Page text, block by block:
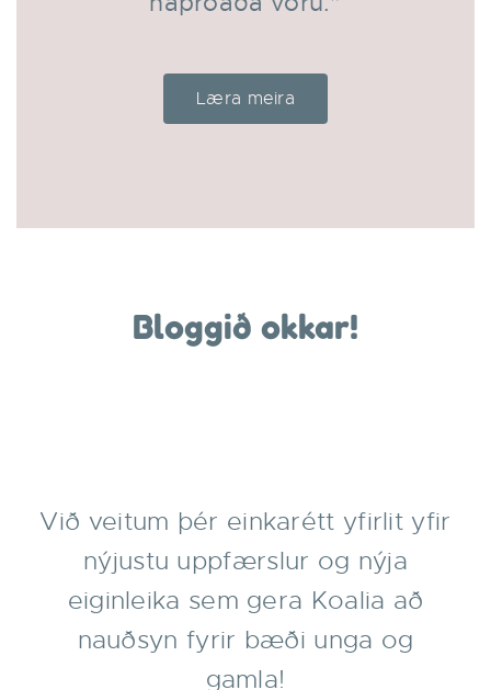
Læra meira
Bloggið okkar!
Við veitum þér einkarétt yfirlit yfir
nýjustu uppfærslur og nýja
eiginleika sem gera Koalia að
nauðsyn fyrir bæði unga og
gamla!